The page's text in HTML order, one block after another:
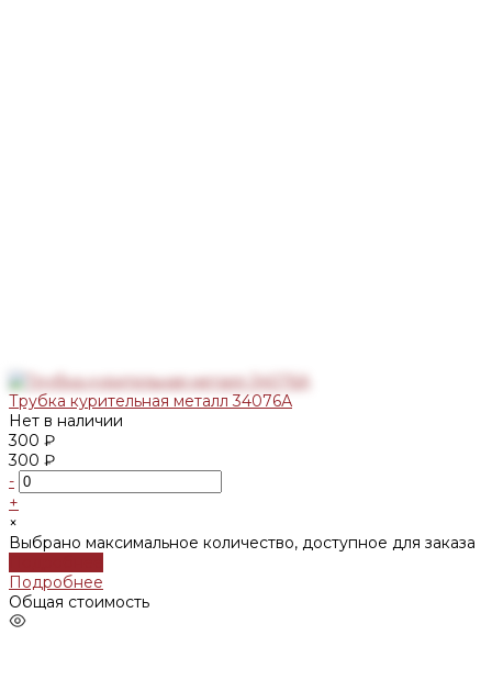
Трубка курительная металл 34076А
Нет в наличии
300 ₽
300 ₽
-
+
×
Выбрано максимальное количество, доступное для заказа
Подробнее
Общая стоимость